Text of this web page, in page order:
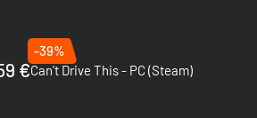
€
-39%
Can't Drive This - PC (Steam)